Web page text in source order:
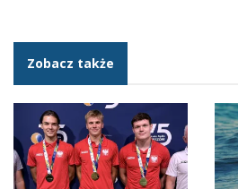
Zobacz także